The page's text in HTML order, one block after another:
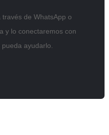
de WhatsApp o
y lo conectaremos con
ayudarlo.